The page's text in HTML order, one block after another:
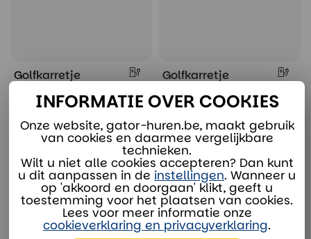
Golfkarretje
Transporter grote
laadbak
Bekijken & huren
Golfkarretje
Transporter met grote
laadbak en
NUMMERPLAAT
Bekijken & huren
INFORMATIE OVER COOKIES
Onze website, gator-huren.be, maakt gebruik
van cookies en daarmee vergelijkbare
technieken.
Wilt u niet alle cookies accepteren? Dan kunt
u dit aanpassen in de instellingen. Wanneer u
op 'akkoord en doorgaan' klikt, geeft u
toestemming voor het plaatsen van cookies.
Lees voor meer informatie onze
cookieverklaring en privacyverklaring.